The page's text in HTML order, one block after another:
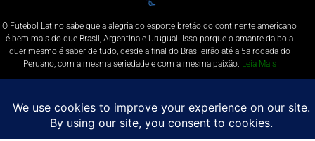
O Futebol Latino sabe que a alegria do esporte bretão do continente americano
é bem mais do que Brasil, Argentina e Uruguai. Isso porque o amante da bola
quer mesmo é saber de tudo, desde a final do Brasileirão até a 5a rodada do
Peruano, com a mesma seriedade e com a mesma paixão. Leia Mais
© Futebol Latino - Todos os Direitos Reservados - 2021